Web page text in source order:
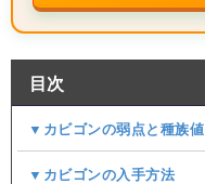
目次
▼カビゴンの弱点と種族値
▼カビゴンの入手方法